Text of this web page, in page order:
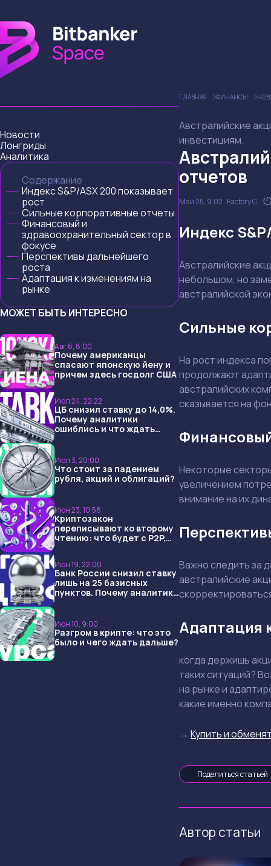
Новости
Лонгриды
Аналитика
Содержание
Индекс S&P/ASX 200 показывает
рост
Сильные корпоративные отчеты
Финансовый и
здравоохранительный сектор в
фокусе
Перспективы дальнейшего
роста
Адаптация к изменениям на
рынке
МОЖЕТ БЫТЬ ИНТЕРЕСНО
Авг 6, 8:00
Почему американцы
спасают японскую йену и
причем здесь госдолг США
Июл 24, 22:22
ЦБ снизил ставку до 14,0%.
Почему аналитики
ошиблись и что ждать
Июл 3, 20:00
Что стоит за падением
рубля, акций и облигаций?
Июн 23, 10:58
Криптозакон
переписывают ко второму
чтению: что будет с P2P,
Июн 19, 22:00
Банк России снизил ставку
лишь на 25 базисных
пунктов. Почему аналитики
Июн 10, 9:00
Разгром в крипте: что это
было и чего ждать дальше?
ГЛАВНАЯ ФИНАНСЫ
Австралийские
инвестициям.
отчетов
Май 25, 9:02 Factory C.
Индекс
Австралийские
небольшом, но
австралийской
Сильные
На рост индекса
продолжают
австралийских
сказывается на
Некоторые
увеличением
внимание на их
Важно следить за
австралийские
Адаптация
когда держишь
таких ситуаций?
на рынке и
какие именно
→ Купить и
Поделиться статьей
Автор статьи